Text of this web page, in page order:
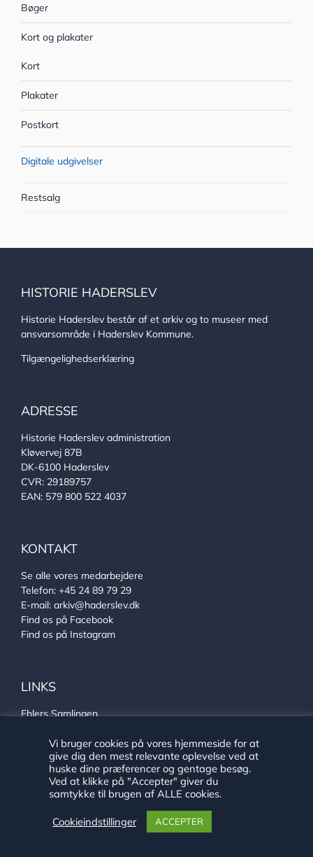
Bøger
Kort og plakater
Kort
Plakater
Postkort
Digitale udgivelser
Restsalg
HISTORIE HADERSLEV
Historie Haderslev består af et arkiv og to museer med
ansvarsområde i Haderslev Kommune.
Tilgængelighedserklæring
ADRESSE
Historie Haderslev administration
Kløvervej 87B
DK-6100 Haderslev
CVR: 29189757
EAN: 579 800 522 4037
KONTAKT
Se alle vores medarbejdere
Telefon: +45 24 89 79 29
E-mail: arkiv@haderslev.dk
Find os på Facebook
Find os på Instagram
LINKS
Ehlers Samlingen
Sønderjysk arkivsamarbejde
Vi bruger cookies på vores hjemmeside for at
give dig den mest relevante oplevelse ved at
huske dine præferencer og gentage besøg.
Ved at klikke på "Accepter" giver du
samtykke til brugen af ALLE cookies.
Cookieindstillinger ACCEPTER